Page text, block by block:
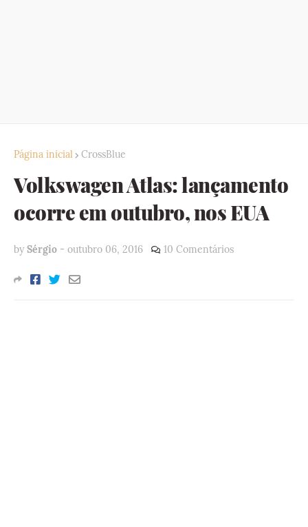
Página inicial CrossBlue
Volkswagen Atlas: lançamento
ocorre em outubro, nos EUA
by Sérgio - outubro 06, 2016 10 Comentários